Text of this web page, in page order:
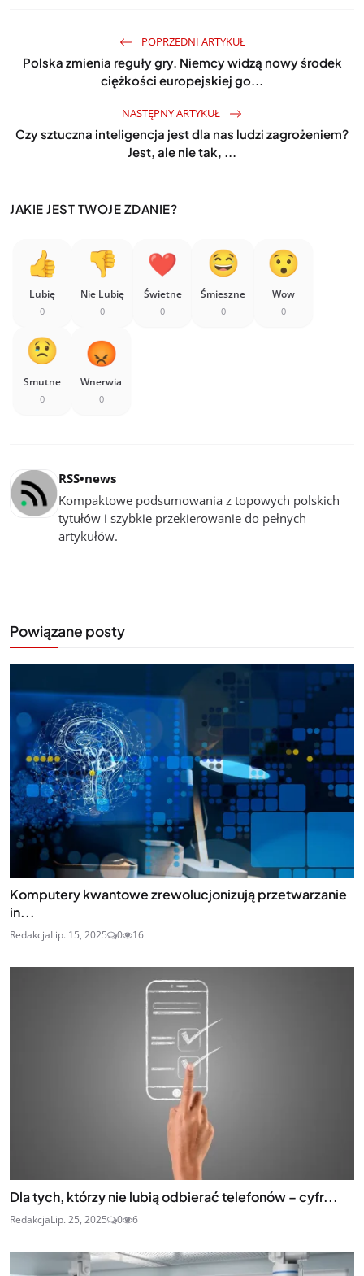
POPRZEDNI ARTYKUŁ
Polska zmienia reguły gry. Niemcy widzą nowy środek
ciężkości europejskiej go...
NASTĘPNY ARTYKUŁ
Czy sztuczna inteligencja jest dla nas ludzi zagrożeniem?
Jest, ale nie tak, ...
JAKIE JEST TWOJE ZDANIE?
Lubię
0
Nie Lubię
0
Świetne
0
Śmieszne
0
Wow
0
Smutne
0
Wnerwia
0
RSS•news
Kompaktowe podsumowania z topowych polskich
tytułów i szybkie przekierowanie do pełnych
artykułów.
Powiązane posty
Komputery kwantowe zrewolucjonizują przetwarzanie
in...
RedakcjaLip. 15, 2025 0 16
Dla tych, którzy nie lubią odbierać telefonów – cyfr...
RedakcjaLip. 25, 2025 0 6